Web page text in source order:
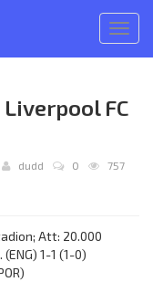
меню
Liverpool FC
dudd 0
757
Att: 20.000
(ENG) 1-1 (1-0)